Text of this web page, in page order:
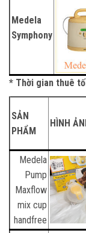
Medela
Symphony
* Thời gian thuê
SẢN
PHẨM
HÌNH
Medela
Pump
Maxflow
mix cup
handfree